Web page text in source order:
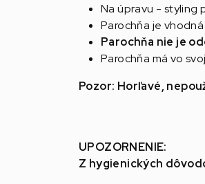
Na úpravu - styling
Parochňa je
Parochňa nie je
Parochňa má vo
Pozor: Horľavé,
UPOZORNENIE:
Z hygienických